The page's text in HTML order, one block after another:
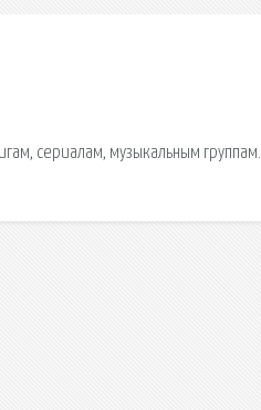
сериалам, музыкальным группам.